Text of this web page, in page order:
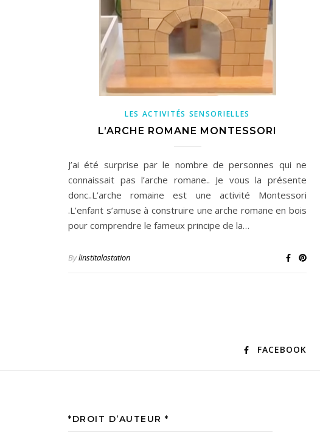
LES ACTIVITÉS SENSORIELLES
L’ARCHE ROMANE MONTESSORI
J’ai été surprise par le nombre de personnes qui ne
connaissait pas l’arche romane.. Je vous la présente
donc..L’arche romaine est une activité Montessori
.L’enfant s’amuse à construire une arche romane en bois
pour comprendre le fameux principe de la…
Bylinstitalastation
FACEBOOK
*DROIT D’AUTEUR *